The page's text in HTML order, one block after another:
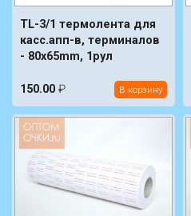
TL-3/1 термолента для
касс.апп-в, терминалов
- 80x65mm, 1рул
150.00 ₽ В корзину